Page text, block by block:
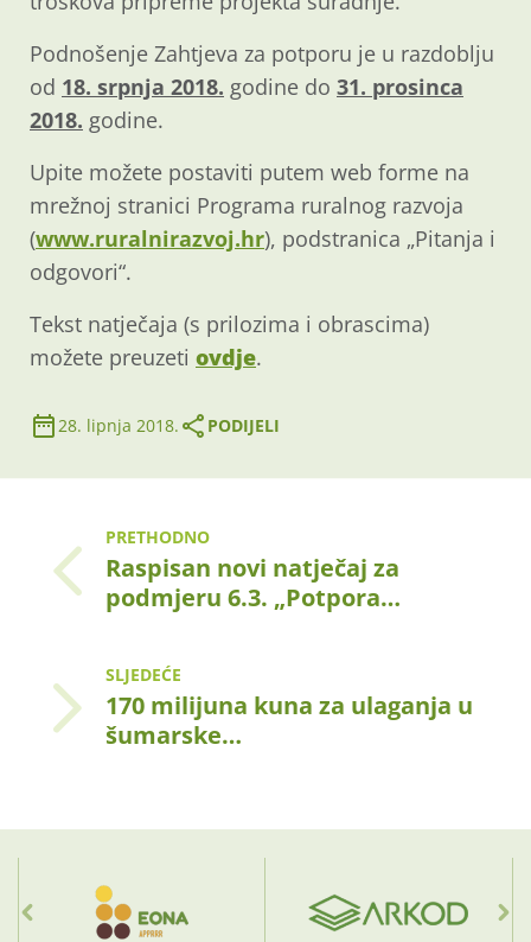
Podnošenje Zahtjeva za potporu je u razdoblju
od 18. srpnja 2018. godine do 31. prosinca
2018. godine.
Upite možete postaviti putem web forme na
mrežnoj stranici Programa ruralnog razvoja
(www.ruralnirazvoj.hr), podstranica „Pitanja i
odgovori“.
Tekst natječaja (s prilozima i obrascima)
možete preuzeti ovdje.
28. lipnja 2018. PODIJELI
PRETHODNO
Raspisan novi natječaj za
podmjeru 6.3. „Potpora…
SLJEDEĆE
170 milijuna kuna za ulaganja u
šumarske…